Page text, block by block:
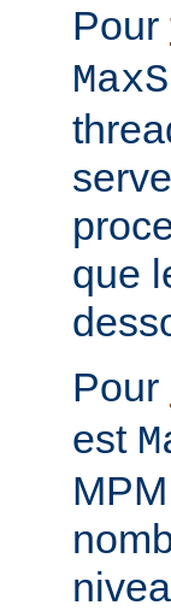
Pour
que
Pour
est